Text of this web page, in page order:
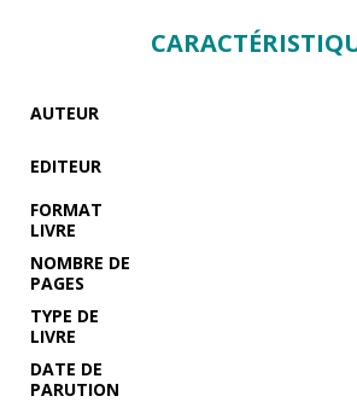
AUTEUR
EDITEUR
FORMAT
LIVRE
NOMBRE DE
PAGES
TYPE DE
LIVRE
DATE DE
PARUTION